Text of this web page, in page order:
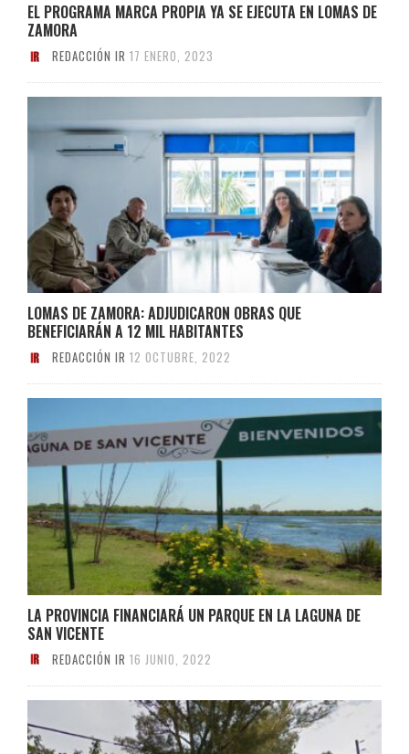
EL PROGRAMA MARCA PROPIA YA SE EJECUTA EN LOMAS DE
ZAMORA
REDACCIÓN IR 17 ENERO, 2023
LOMAS DE ZAMORA: ADJUDICARON OBRAS QUE
BENEFICIARÁN A 12 MIL HABITANTES
REDACCIÓN IR 12 OCTUBRE, 2022
LA PROVINCIA FINANCIARÁ UN PARQUE EN LA LAGUNA DE
SAN VICENTE
REDACCIÓN IR 16 JUNIO, 2022